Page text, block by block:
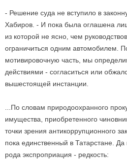
- Решение суда не вступило в
Хабиров. - И пока была оглашена
из которой не ясно, чем
ограничиться одним автомобилем.
мотивировочную часть, мы
действиями - согласиться или
вышестоящей инстанции.
...По словам природоохранного
имущества, приобретенного
точки зрения антикоррупционного
пока единственный в Татарстане. Да
рода экспроприация - редкость: